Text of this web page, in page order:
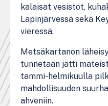
kalaisat vesistöt,
Lapinjärvessä sekä
vieressä.
Metsäkartanon
tunnetaan jätti
tammi-helmikuulla
mahdollisuuden
ahveniin.